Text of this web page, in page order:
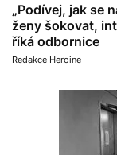
„Podívej, jak se
ženy šokovat,
říká odbornice
Redakce Heroine